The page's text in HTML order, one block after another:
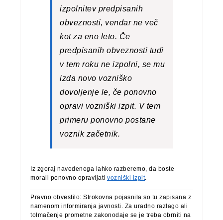
izpolnitev predpisanih
obveznosti, vendar ne več
kot za eno leto. Če
predpisanih obveznosti tudi
v tem roku ne izpolni, se mu
izda novo vozniško
dovoljenje le, če ponovno
opravi vozniški izpit. V tem
primeru ponovno postane
voznik začetnik.
Iz zgoraj navedenega lahko razberemo, da boste
morali ponovno opravljati vozniški izpit.
Pravno obvestilo: Strokovna pojasnila so tu zapisana z
namenom informiranja javnosti. Za uradno razlago ali
tolmačenje prometne zakonodaje se je treba obrniti na